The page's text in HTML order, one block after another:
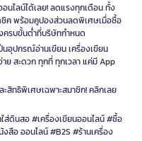
นไลน์ได้เลย! ลดแรงทุกเดือน ทั้ง
ชิค พร้อมคูปองส่วนลดพิเศษเมื่อซื้อ
ครบขั้นต่ำที่บริษัทกำหนด
นอุปกรณ์อ่านเขียน เครื่องเขียน
ย สะดวก ทุกที่ ทุกเวลา แค่มี App
ะสิทธิพิเศษเฉพาะสมาชิก! คลิกเลย
ส่ดินสอ #เครื่องเขียนออนไลน์ #ซื้อ
สือ ออนไลน์ #B2S #ร้านเครื่อง